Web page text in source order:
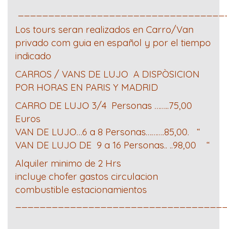
Los tours seran realizados en Carro/Van
privado com guia en español y por el tiempo
indicado
CARROS / VANS DE LUJO A DISPÒSICION
POR HORAS EN PARIS Y MADRID
CARRO DE LUJO 3/4 Personas ……..75,00
Euros
VAN DE LUJO…6 a 8 Personas……….85,00. “
VAN DE LUJO DE 9 a 16 Personas.. ..98,00 “
Alquiler minimo de 2 Hrs
incluye chofer gastos circulacion
combustible estacionamientos